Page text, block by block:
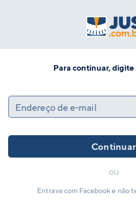
Para continuar, digite
Endereço de e-mail
Continuar
ou
Entrava com Facebook e não